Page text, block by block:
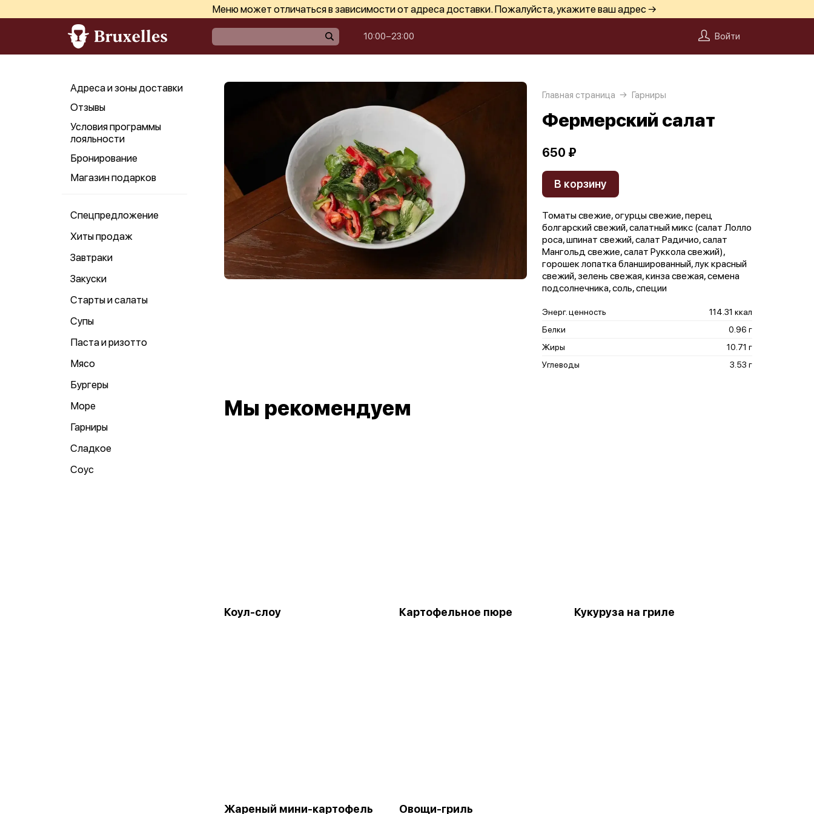
Меню может отличаться в зависимости от адреса доставки. Пожалуйста, укажите ваш адрес →
10:00−23:00 Войти
Адреса и зоны доставки
Отзывы
Условия программы
лояльности
Бронирование
Магазин подарков
Спецпредложение
Хиты продаж
Завтраки
Закуски
Старты и салаты
Супы
Паста и ризотто
Мясо
Бургеры
Море
Гарниры
Сладкое
Соус
Главная страница Гарниры
Фермерский салат
650 ₽
В корзину
Томаты свежие, огурцы свежие, перец
болгарский свежий, салатный микс (салат Лолло
роса, шпинат свежий, салат Радичио, салат
Мангольд свежие, салат Руккола свежий),
горошек лопатка бланшированный, лук красный
свежий, зелень свежая, кинза свежая, семена
подсолнечника, соль, специи
Энерг. ценность
114.31 ккал
Белки
0.96 г
Жиры
10.71 г
Углеводы
3.53 г
Мы рекомендуем
Коул-слоу Картофельное пюре Кукуруза на гриле
Жареный мини-картофель Овощи-гриль